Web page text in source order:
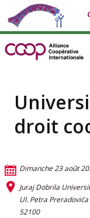
droit
Dimanche 23 août
Juraj Dobrila
Ul. Petra Preradovića
52100